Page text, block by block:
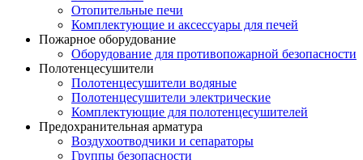
Отопительные печи
Комплектующие и аксессуары для печей
Пожарное оборудование
Оборудование для противопожарной безопасности
Полотенцесушители
Полотенцесушители водяные
Полотенцесушители электрические
Комплектующие для полотенцесушителей
Предохранительная арматура
Воздухоотводчики и сепараторы
Группы безопасности